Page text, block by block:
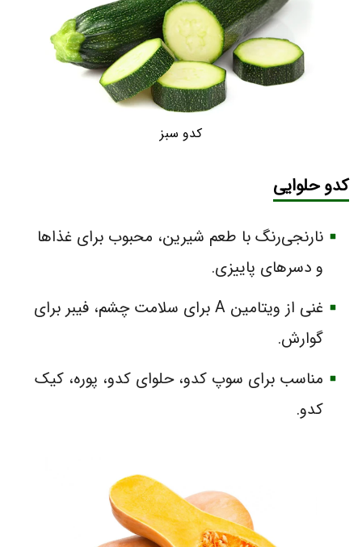
کدو سبز
کدو حلوایی
نارنجی‌رنگ با طعم شیرین، محبوب برای غذاها
و دسرهای پاییزی.
غنی از ویتامین A برای سلامت چشم، فیبر برای
گوارش.
مناسب برای سوپ کدو، حلوای کدو، پوره، کیک
کدو.